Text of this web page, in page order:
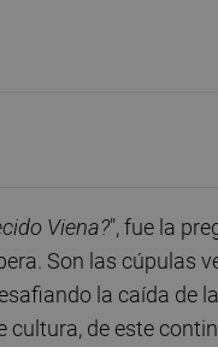
Viena?", fue la
Son las cúpulas
la caída de
cultura, de este